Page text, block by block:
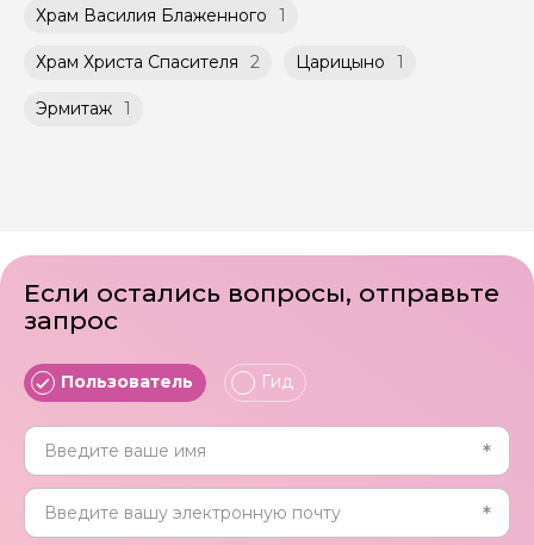
Храм Василия Блаженного 1
Храм Христа Спасителя 2 Царицыно 1
Эрмитаж 1
Если остались вопросы, отправьте
запрос
Пользователь Гид